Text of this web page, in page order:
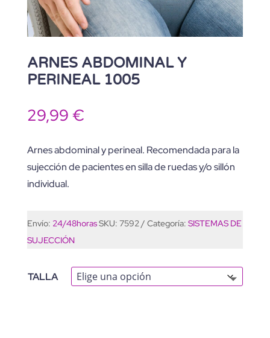
ARNES ABDOMINAL Y
PERINEAL 1005
29,99 €
Arnes abdominal y perineal. Recomendada para la
sujección de pacientes en silla de ruedas y/o sillón
individual.
Envío: 24/48horasSKU: 7592 Categoría: SISTEMAS DE
SUJECCIÓN
TALLA